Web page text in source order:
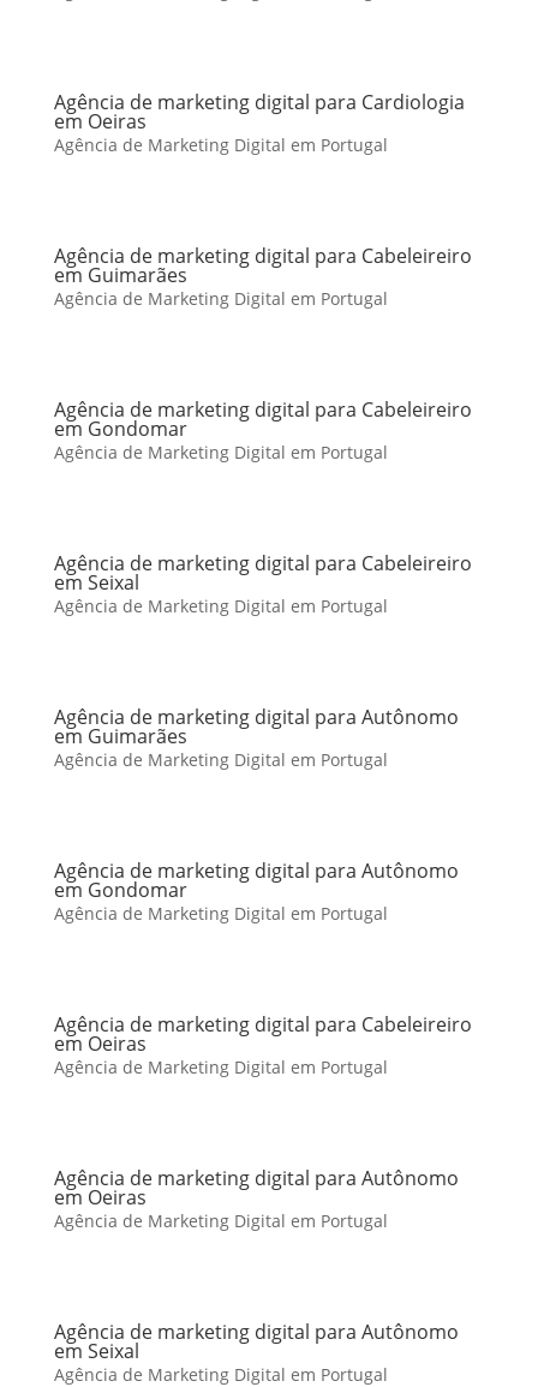
Agência de marketing digital para Cardiologia
em Oeiras
Agência de Marketing Digital em Portugal
Agência de marketing digital para Cabeleireiro
em Guimarães
Agência de Marketing Digital em Portugal
Agência de marketing digital para Cabeleireiro
em Gondomar
Agência de Marketing Digital em Portugal
Agência de marketing digital para Cabeleireiro
em Seixal
Agência de Marketing Digital em Portugal
Agência de marketing digital para Autônomo
em Guimarães
Agência de Marketing Digital em Portugal
Agência de marketing digital para Autônomo
em Gondomar
Agência de Marketing Digital em Portugal
Agência de marketing digital para Cabeleireiro
em Oeiras
Agência de Marketing Digital em Portugal
Agência de marketing digital para Autônomo
em Oeiras
Agência de Marketing Digital em Portugal
Agência de marketing digital para Autônomo
em Seixal
Agência de Marketing Digital em Portugal